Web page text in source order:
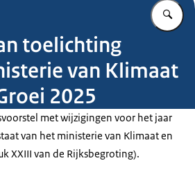
toelichting
van Klimaat
2025
met wijzigingen voor het jaar
van het ministerie van Klimaat en
XXIII van de Rijksbegroting).